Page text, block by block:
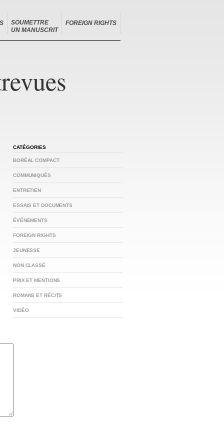
SOUMETTRE
UN MANUSCRIT
FOREIGN RIGHTS
CATÉGORIES
BORÉAL COMPACT
COMMUNIQUÉS
ENTRETIEN
ESSAIS ET DOCUMENTS
ÉVÉNEMENTS
FOREIGN RIGHTS
JEUNESSE
NON CLASSÉ
PRIX ET MENTIONS
ROMANS ET RÉCITS
VIDÉO